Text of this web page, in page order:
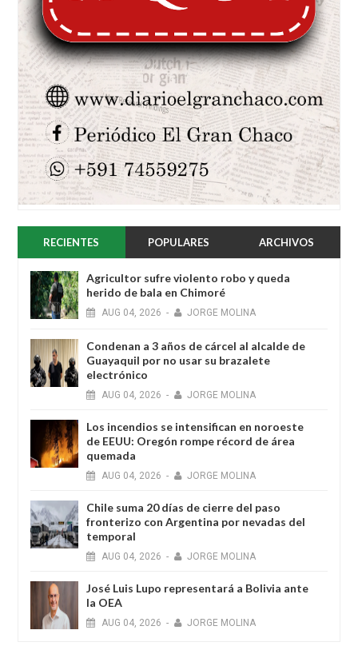
RECIENTES POPULARES ARCHIVOS
Agricultor sufre violento robo y queda
herido de bala en Chimoré
AUG 04, 2026 - JORGE MOLINA
Condenan a 3 años de cárcel al alcalde de
Guayaquil por no usar su brazalete
electrónico
AUG 04, 2026 - JORGE MOLINA
Los incendios se intensifican en noroeste
de EEUU: Oregón rompe récord de área
quemada
AUG 04, 2026 - JORGE MOLINA
Chile suma 20 días de cierre del paso
fronterizo con Argentina por nevadas del
temporal
AUG 04, 2026 - JORGE MOLINA
José Luis Lupo representará a Bolivia ante
la OEA
AUG 04, 2026 - JORGE MOLINA